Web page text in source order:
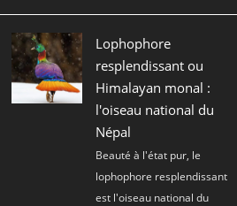
Lophophore
resplendissant ou
Himalayan monal :
l'oiseau national du
Népal
Beauté à l'état pur, le
lophophore resplendissant
est l'oiseau national du